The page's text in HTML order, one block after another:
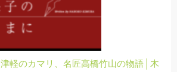
津軽のカマリ、名匠高橋竹山の物語│木